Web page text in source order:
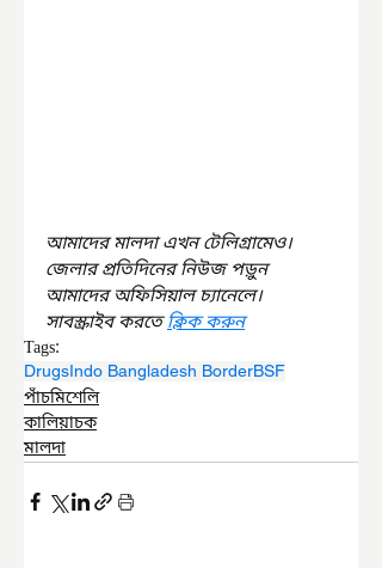
আমাদের মালদা এখন টেলিগ্রামেও।
জেলার প্রতিদিনের নিউজ পড়ুন
আমাদের অফিসিয়াল চ্যানেলে।
সাবস্ক্রাইব করতে ক্লিক করুন
Tags:
DrugsIndo Bangladesh BorderBSF
পাঁচমিশেলি
কালিয়াচক
মালদা